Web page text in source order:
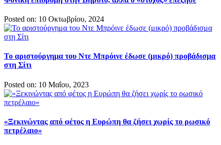
Posted on: 10 Οκτωβρίου, 2024
Το αριστούργημα του Ντε Μπρόινε έδωσε (μικρό) προβάδισμα
στη Σίτι
Posted on: 10 Μαΐου, 2023
«Ξεκινώντας από φέτος η Ευρώπη θα ζήσει χωρίς το ρωσικό
πετρέλαιο»